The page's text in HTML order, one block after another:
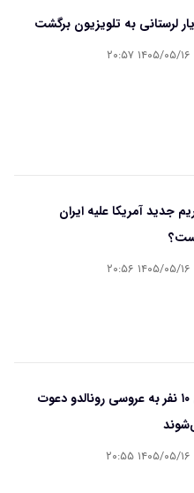
لرستانی به تلویزیون برگشت
۱۴۰۵/۰۵/۱۶ ۲۰:۵۷
جدید آمریکا علیه ایران
۱۴۰۵/۰۵/۱۶ ۲۰:۵۶
این ۱۰ نفر به عروسی رونالدو دعوت
۱۴۰۵/۰۵/۱۶ ۲۰:۵۵